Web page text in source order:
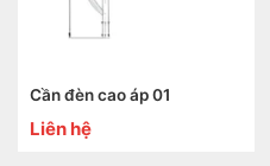
Cần đèn cao áp 01
Liên hệ